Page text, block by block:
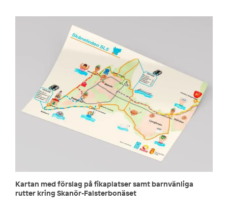
Kartan med förslag på fikaplatser samt barnvänliga
rutter kring Skanör-Falsterbonäset